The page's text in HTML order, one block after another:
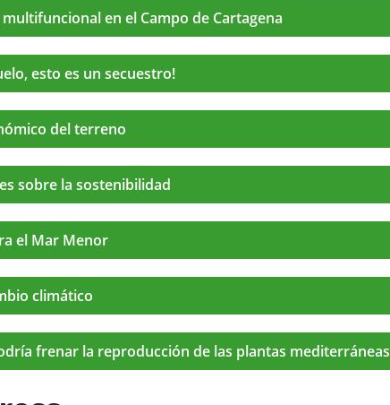
en el Campo de Cartagena
esto es un secuestro!
del terreno
sobre la sostenibilidad
el Mar Menor
climático
frenar la reproducción de las plantas mediterráneas